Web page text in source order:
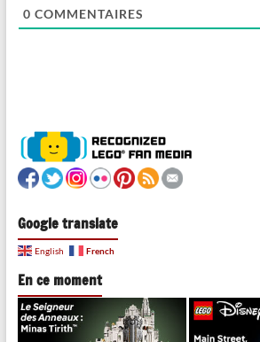
0 COMMENTAIRES
Google translate
English French
En ce moment